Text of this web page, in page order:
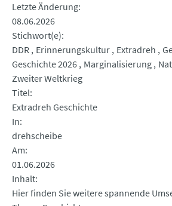
Letzte Änderung
08.06.2026
Stichwort(e)
DDR Erinnerungskultur Extradreh
Geschichte 2026 Marginalisierung
Zweiter Weltkrieg
Titel
Extradreh Geschichte
In
drehscheibe
Am
01.06.2026
Inhalt
Hier finden Sie weitere spannende